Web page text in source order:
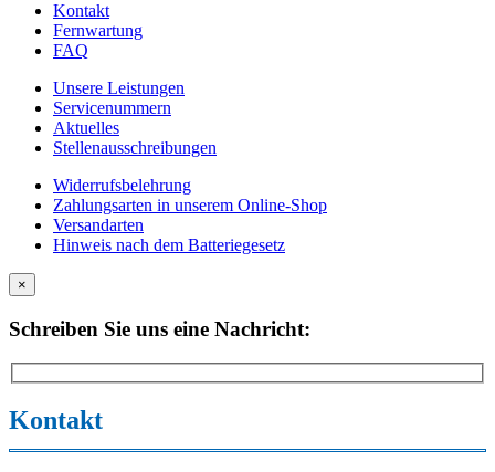
Kontakt
Fernwartung
FAQ
Unsere Leistungen
Servicenummern
Aktuelles
Stellenausschreibungen
Widerrufsbelehrung
Zahlungsarten in unserem Online-Shop
Versandarten
Hinweis nach dem Batteriegesetz
×
Schreiben Sie uns eine Nachricht:
Kontakt